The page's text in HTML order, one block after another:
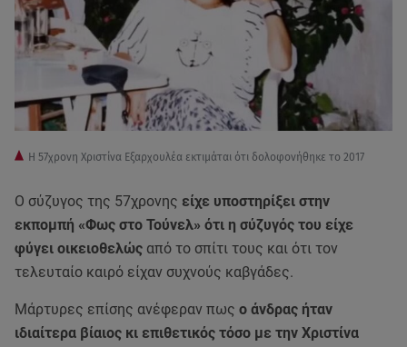
Η 57χρονη Χριστίνα Εξαρχουλέα εκτιμάται ότι δολοφονήθηκε το 2017
Ο σύζυγος της 57χρονης είχε υποστηρίξει στην
εκπομπή «Φως στο Τούνελ» ότι η σύζυγός του είχε
φύγει οικειοθελώς από το σπίτι τους και ότι τον
τελευταίο καιρό είχαν συχνούς καβγάδες.
Μάρτυρες επίσης ανέφεραν πως ο άνδρας ήταν
ιδιαίτερα βίαιος κι επιθετικός τόσο με την Χριστίνα